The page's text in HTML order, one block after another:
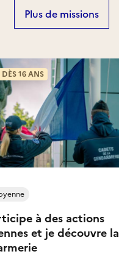
Plus de missions
à des actions
et je découvre la
16 ANS